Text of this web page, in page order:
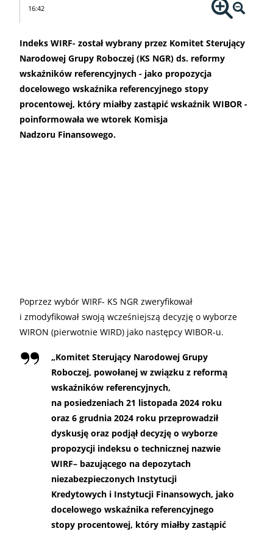
16:42
Indeks WIRF- został wybrany przez Komitet Sterujący
Narodowej Grupy Roboczej (KS NGR) ds. reformy
wskaźników referencyjnych - jako propozycja
docelowego wskaźnika referencyjnego stopy
procentowej, który miałby zastąpić wskaźnik WIBOR -
poinformowała we wtorek Komisja
Nadzoru Finansowego.
Poprzez wybór WIRF- KS NGR zweryfikował
i zmodyfikował swoją wcześniejszą decyzję o wyborze
WIRON (pierwotnie WIRD) jako następcy WIBOR-u.
„Komitet Sterujący Narodowej Grupy
Roboczej, powołanej w związku z reformą
wskaźników referencyjnych,
na posiedzeniach 21 listopada 2024 roku
oraz 6 grudnia 2024 roku przeprowadził
dyskusję oraz podjął decyzję o wyborze
propozycji indeksu o technicznej nazwie
WIRF– bazującego na depozytach
niezabezpieczonych Instytucji
Kredytowych i Instytucji Finansowych, jako
docelowego wskaźnika referencyjnego
stopy procentowej, który miałby zastąpić